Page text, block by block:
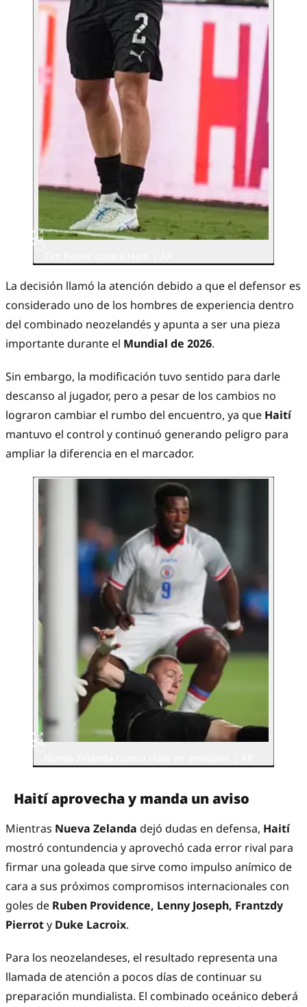
La decisión llamó la atención debido a que el defensor es
considerado uno de los hombres de experiencia dentro
del combinado neozelandés y apunta a ser una pieza
importante durante el Mundial de 2026.
Sin embargo, la modificación tuvo sentido para darle
descanso al jugador, pero a pesar de los cambios no
lograron cambiar el rumbo del encuentro, ya que Haití
mantuvo el control y continuó generando peligro para
ampliar la diferencia en el marcador.
Haití aprovecha y manda un aviso
Mientras Nueva Zelanda dejó dudas en defensa, Haití
mostró contundencia y aprovechó cada error rival para
firmar una goleada que sirve como impulso anímico de
cara a sus próximos compromisos internacionales con
goles de Ruben Providence, Lenny Joseph, Frantzdy
Pierroty Duke Lacroix.
Para los neozelandeses, el resultado representa una
llamada de atención a pocos días de continuar su
preparación mundialista. El combinado oceánico deberá